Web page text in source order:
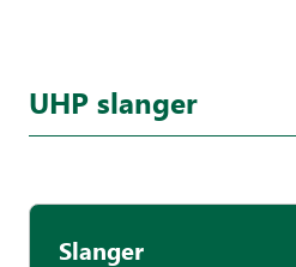
UHP slanger
Slanger